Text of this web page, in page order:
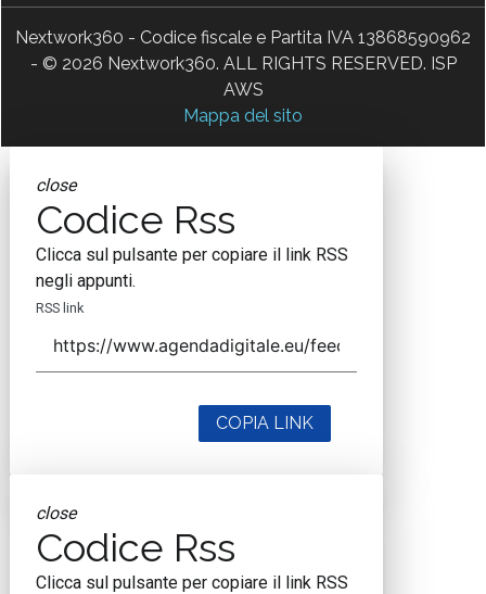
Nextwork360 - Codice fiscale e Partita IVA 13868590962
- © 2026 Nextwork360. ALL RIGHTS RESERVED. ISP
AWS
Mappa del sito
close
Codice Rss
Clicca sul pulsante per copiare il link RSS
negli appunti.
RSS link
COPIA LINK
close
Codice Rss
Clicca sul pulsante per copiare il link RSS